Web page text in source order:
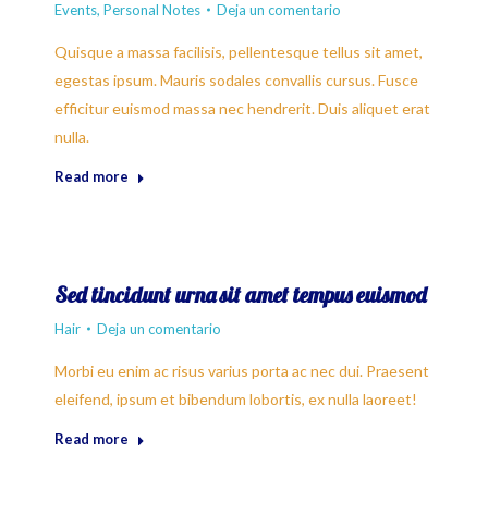
Events, Personal Notes Deja un comentario
Quisque a massa facilisis, pellentesque tellus sit amet,
egestas ipsum. Mauris sodales convallis cursus. Fusce
efficitur euismod massa nec hendrerit. Duis aliquet erat
nulla.
Read more
Sed tincidunt urna sit amet tempus euismod
Hair Deja un comentario
Morbi eu enim ac risus varius porta ac nec dui. Praesent
eleifend, ipsum et bibendum lobortis, ex nulla laoreet!
Read more